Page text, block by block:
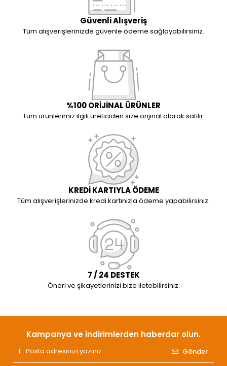
Güvenli Alışveriş
Tüm alışverişlerinizde güvenle ödeme sağlayabilirsiniz.
%100 ORİJİNAL ÜRÜNLER
Tüm ürünlerimiz ilgili üreticiden size orijinal olarak satılır.
KREDİ KARTIYLA ÖDEME
Tüm alışverişlerinizde kredi kartınızla ödeme yapabilirsiniz.
7 / 24 DESTEK
Öneri ve şikayetlerinizi bize iletebilirsiniz.
Kampanya ve indirimlerden haberdar olun.
Gönder